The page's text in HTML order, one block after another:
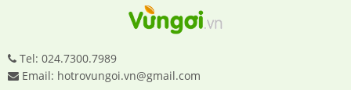
Tel: 024.7300.7989
Email: hotrovungoi.vn@gmail.com